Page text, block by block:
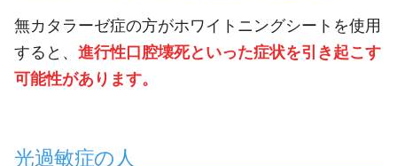
無カタラーゼ症の方がホワイトニングシートを使用
すると、 進行性口腔壊死といった症状を引き起こす
可能性があります。
光過敏症の人